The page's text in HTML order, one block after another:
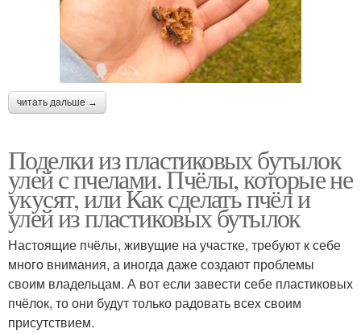
читать дальше →
Поделки из пластиковых бутылок
улей с пчелами. Пчёлы, которые не
укусят, или Как сделать пчёл и
улей из пластиковых бутылок
Настоящие пчёлы, живущие на участке, требуют к себе
много внимания, а иногда даже создают проблемы
своим владельцам. А вот если завести себе пластиковых
пчёлок, то они будут только радовать всех своим
присутствием.